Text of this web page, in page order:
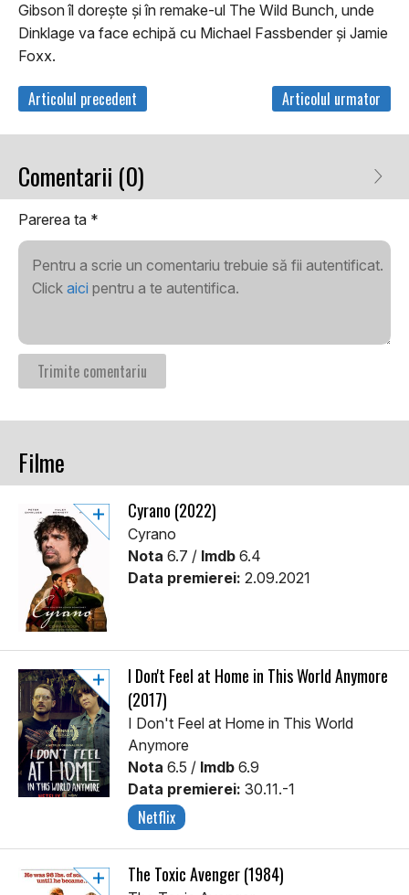
Gibson îl doreşte şi în remake-ul The Wild Bunch, unde
Dinklage va face echipă cu Michael Fassbender şi Jamie
Foxx.
Articolul precedent Articolul urmator
Comentarii (0)
Parerea ta *
Pentru a scrie un comentariu trebuie să fii autentificat.
Click aici pentru a te autentifica.
Filme
Cyrano (2022)
Cyrano
Nota 6.7 / Imdb 6.4
Data premierei: 2.09.2021
I Don't Feel at Home in This World Anymore
(2017)
I Don't Feel at Home in This World
Anymore
Nota 6.5 / Imdb 6.9
Data premierei: 30.11.-1
Netflix
The Toxic Avenger (1984)